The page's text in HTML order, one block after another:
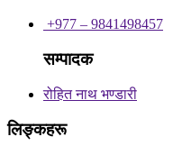
+977 – 9841498457
सम्पादक
रोहित नाथ भण्डारी
लिङ्कहरू